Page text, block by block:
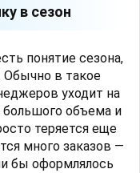
в сезон
понятие сезона,
Обычно в такое
уходит на
большого объема и
теряется еще
много заказов —
бы оформлялось